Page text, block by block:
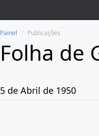
Painel Publicações
Folha de
5 de Abril de 1950